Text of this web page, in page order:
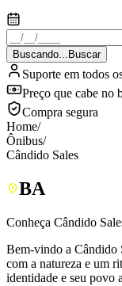
Buscando... Buscar
Suporte em todos
Preço que cabe no
Compra segura
Home/
Ônibus/
Cândido Sales
BA
Conheça Cândido
Bem-vindo a Cândido
com a natureza e um
identidade e seu povo